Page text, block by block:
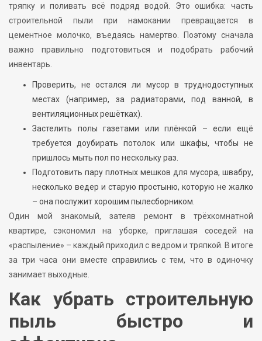
тряпку и поливать всё подряд водой. Это ошибка: часть
строительной пыли при намокании превращается в
цементное молочко, въедаясь намертво. Поэтому сначала
важно правильно подготовиться и подобрать рабочий
инвентарь.
Проверить, не остался ли мусор в труднодоступных
местах (например, за радиаторами, под ванной, в
вентиляционных решётках).
Застелить полы газетами или плёнкой – если ещё
требуется доубирать потолок или шкафы, чтобы не
пришлось мыть пол по нескольку раз.
Подготовить пару плотных мешков для мусора, швабру,
несколько ведер и старую простыню, которую не жалко
– она послужит хорошим пылесборником.
Один мой знакомый, затеяв ремонт в трёхкомнатной
квартире, сэкономил на уборке, приглашая соседей на
«распыление» – каждый приходил с ведром и тряпкой. В итоге
за три часа они вместе справились с тем, что в одиночку
занимает выходные.
Как убрать строительную
пыль быстро и